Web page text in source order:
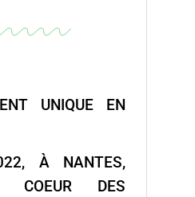
UNIQUE EN
À NANTES,
COEUR DES